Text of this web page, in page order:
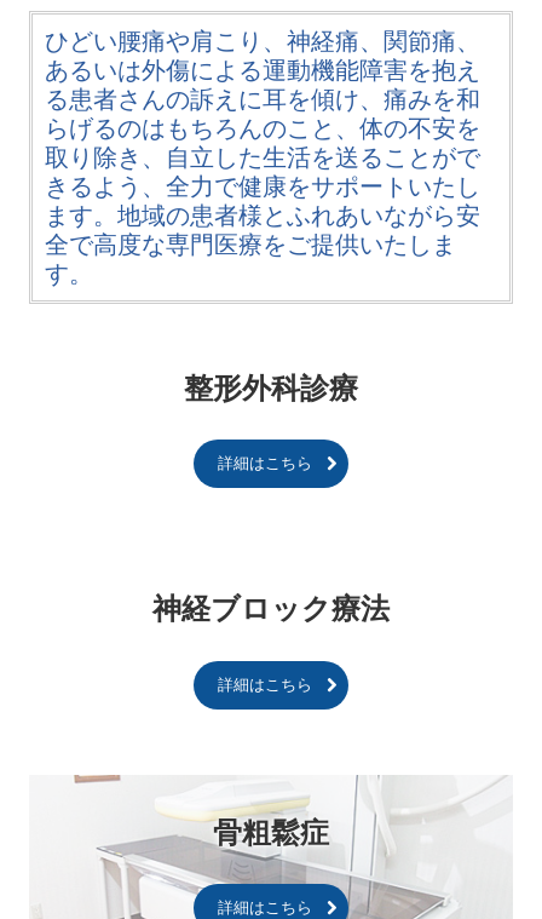
ひどい腰痛や肩こり、神経痛、関節痛、
あるいは外傷による運動機能障害を抱え
る患者さんの訴えに耳を傾け、痛みを和
らげるのはもちろんのこと、体の不安を
取り除き、自立した生活を送ることがで
きるよう、全力で健康をサポートいたし
ます。地域の患者様とふれあいながら安
全で高度な専門医療をご提供いたしま
す。
整形外科診療
詳細はこちら
神経ブロック療法
詳細はこちら
骨粗鬆症
詳細はこちら